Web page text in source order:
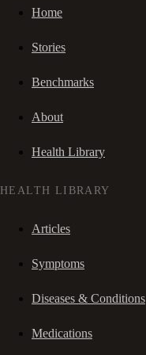
Home
Stories
Benchmarks
About
Health Library
HEALTH LIBRARY
Articles
Symptoms
Diseases & Conditions
Medications